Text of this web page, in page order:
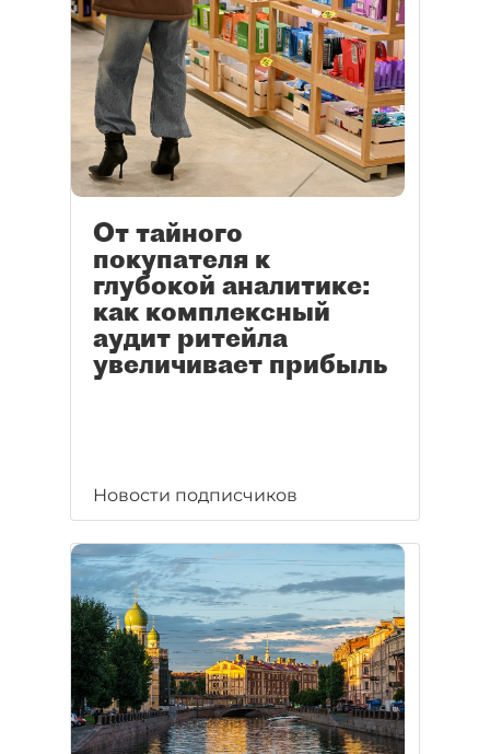
От тайного
покупателя к
глубокой аналитике:
как комплексный
аудит ритейла
увеличивает прибыль
Новости подписчиков